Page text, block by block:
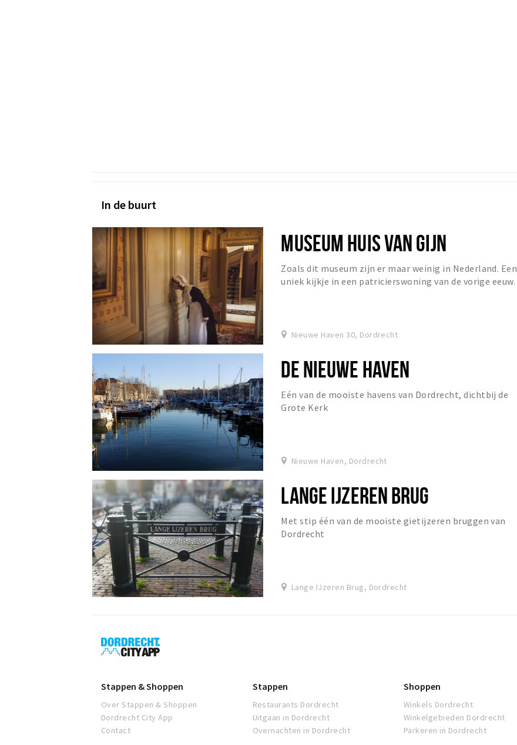
In de buurt
MUSEUM HUIS VAN GIJN
Zoals dit museum zijn er maar weinig in Nederland. Een
uniek kijkje in een patricierswoning van de vorige eeuw.
Nieuwe Haven 30, Dordrecht
DE NIEUWE HAVEN
Eén van de mooiste havens van Dordrecht, dichtbij de
Grote Kerk
Nieuwe Haven, Dordrecht
LANGE IJZEREN BRUG
Met stip één van de mooiste gietijzeren bruggen van
Dordrecht
Lange IJzeren Brug, Dordrecht
Dordrecht
City
Stappen & Shoppen
Over Stappen & Shoppen
Dordrecht City App
Contact
Stappen
Restaurants Dordrecht
Uitgaan in Dordrecht
Overnachten in Dordrecht
Shoppen
Winkels Dordrecht
Winkelgebieden Dordrecht
Parkeren in Dordrecht